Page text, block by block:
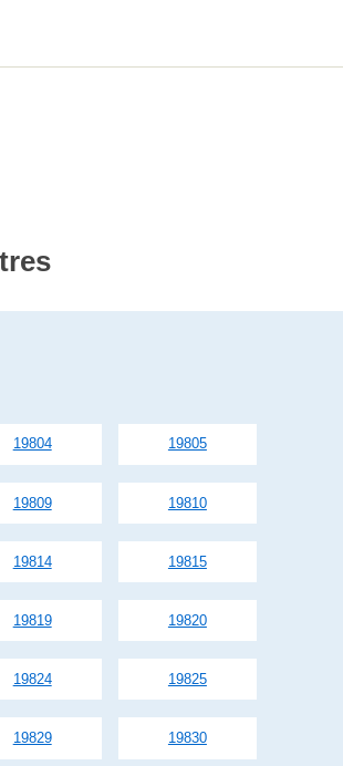
19804 19805
19809 19810
19814 19815
19819 19820
19824 19825
19829 19830